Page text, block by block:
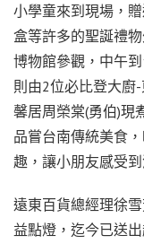
小學童來到現場，
盒等許多的聖誕禮
博物館參觀，中午
則由2位必比登大廚
馨居周榮棠(勇伯)現
品嘗台南傳統美食
趣，讓小朋友感受到
遠東百貨總經理徐
益點燈，迄今已送